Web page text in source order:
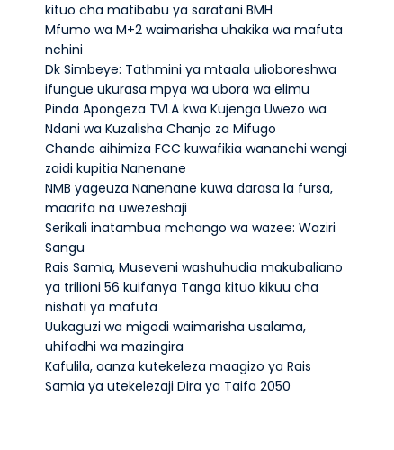
kituo cha matibabu ya saratani BMH
Mfumo wa M+2 waimarisha uhakika wa mafuta
nchini
Dk Simbeye: Tathmini ya mtaala ulioboreshwa
ifungue ukurasa mpya wa ubora wa elimu
Pinda Apongeza TVLA kwa Kujenga Uwezo wa
Ndani wa Kuzalisha Chanjo za Mifugo
Chande aihimiza FCC kuwafikia wananchi wengi
zaidi kupitia Nanenane
NMB yageuza Nanenane kuwa darasa la fursa,
maarifa na uwezeshaji
Serikali inatambua mchango wa wazee: Waziri
Sangu
Rais Samia, Museveni washuhudia makubaliano
ya trilioni 56 kuifanya Tanga kituo kikuu cha
nishati ya mafuta
Uukaguzi wa migodi waimarisha usalama,
uhifadhi wa mazingira
Kafulila, aanza kutekeleza maagizo ya Rais
Samia ya utekelezaji Dira ya Taifa 2050